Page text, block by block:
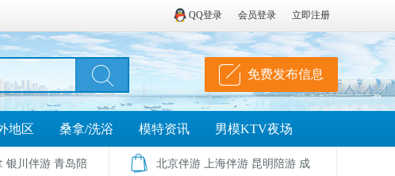
QQ登录 会员登录 立即注册
免费发布信息
地区 桑拿/洗浴 模特资讯 男模KTV夜场
银川伴游 青岛陪
北京伴游 上海伴游 昆明陪游 成